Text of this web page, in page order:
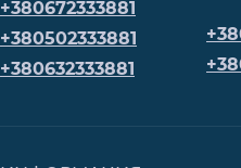
+380672333881
+380502333881
+380632333881